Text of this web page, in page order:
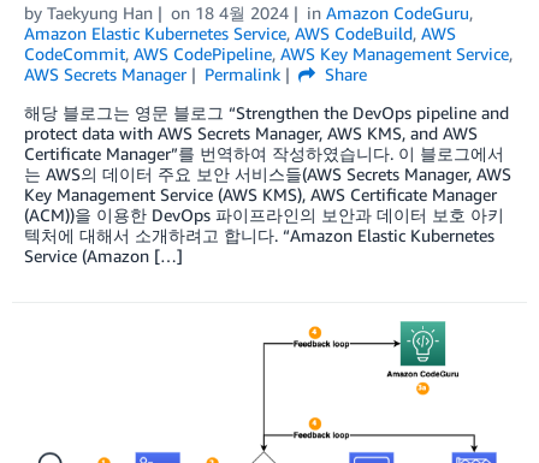
by Taekyung Han on 18 4월 2024 in Amazon CodeGuru,
Amazon Elastic Kubernetes Service, AWS CodeBuild, AWS
CodeCommit, AWS CodePipeline, AWS Key Management Service,
AWS Secrets Manager
Permalink
Share
해당 블로그는 영문 블로그 “Strengthen the DevOps pipeline and
protect data with AWS Secrets Manager, AWS KMS, and AWS
Certificate Manager”를 번역하여 작성하였습니다. 이 블로그에서
는 AWS의 데이터 주요 보안 서비스들(AWS Secrets Manager, AWS
Key Management Service (AWS KMS), AWS Certificate Manager
(ACM))을 이용한 DevOps 파이프라인의 보안과 데이터 보호 아키
텍처에 대해서 소개하려고 합니다. “Amazon Elastic Kubernetes
Service (Amazon […]